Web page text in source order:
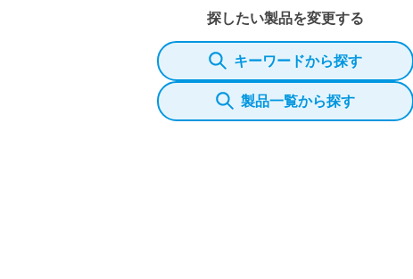
探したい製品を変更する
キーワードから探す
製品一覧から探す